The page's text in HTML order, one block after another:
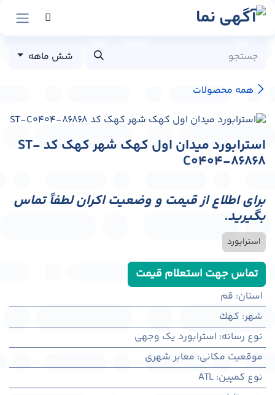
پرش به محتوا
همه محصولات
شش ماهه
استرابورد میدان اول کهک شهر کهک کد ST-
C0404-86868
برای اطلاع از قیمت و وضعیت اکران لطفاً تماس
بگیرید.
استرابورد
تماس جهت استعلام قیمت
استان: قم
شهر: كهك
نوع رسانه: استرابورد یک وجهی
موقعیت مکانی: معابر شهری
نوع کمپین:
ATL